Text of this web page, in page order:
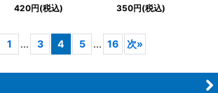
枠)』50枚【-】{-}《サ
プライ》
420円(税込)
るみ/BS65BOX購入特
典)』20枚【-】{-}《サ
350円(税込)
1 ... 3 4 5 ... 16 次»